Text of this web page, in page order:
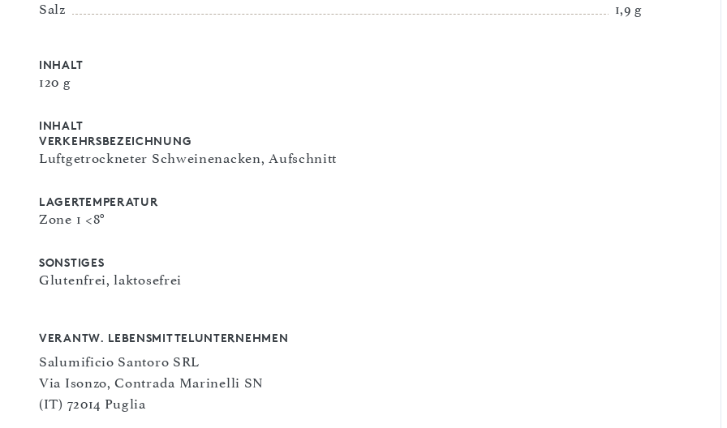
Salz
1,9 g
INHALT
120 g
INHALT
VERKEHRSBEZEICHNUNG
Luftgetrockneter Schweinenacken, Aufschnitt
LAGERTEMPERATUR
Zone 1 <8°
SONSTIGES
Glutenfrei, laktosefrei
VERANTW. LEBENSMITTELUNTERNEHMEN
Salumificio Santoro SRL
Via Isonzo, Contrada Marinelli SN
(IT) 72014 Puglia